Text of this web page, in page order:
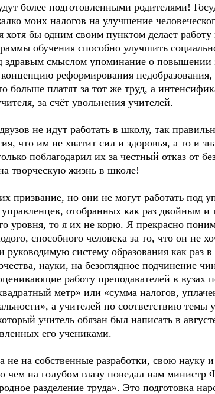
более подготовленными родителями!
моих налогов на улучшение
хотя бы одним своим пунктом делает
обучения способно улучшить
здравым смыслом упоминание о повышении
реформирования
больше платят за тот же труд, а
за счёт увольнения учителей.
не идут работать в школу, так
что им не хватит сил и здоровья, а то и
поблагодарил их за честный отказ от
творческую жизнь в школе!
призвание, но они не могут работать под
отобранных как раз двойным
уровня, то я их не корю. Я прекрасно
способного человека за то, что он не
систему образования как раз в
науки, на безоглядное подчинение
работу преподавателей в вузах
метр» или «сумма налогов,
а учителей по соответствию темы
учитель обязан был написать в
его учениками.
не на собственные разработки, свою науку
чем на голубом глазу поведал нам
разделение труда». Это подготовка